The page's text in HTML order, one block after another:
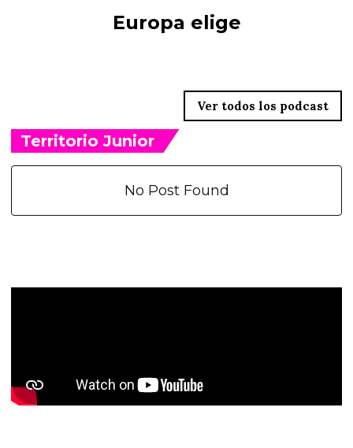
Europa elige
Ver todos los podcast
Territorio Junior
No Post Found